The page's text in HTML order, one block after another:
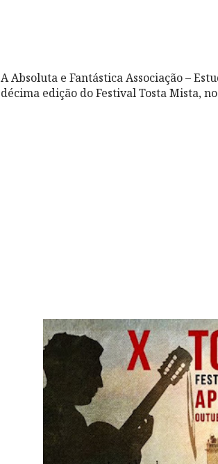
A Absoluta e Fantástica Associação –
décima edição do Festival Tosta Mista,